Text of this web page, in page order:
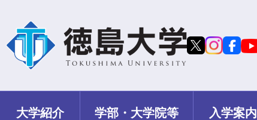
大学紹介 学部・大学院等 入学案内